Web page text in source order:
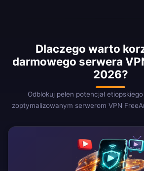
Dlaczego warto
darmowego serwera
2026?
Odblokuj pełen potencjał
zoptymalizowanym serwerom VPN